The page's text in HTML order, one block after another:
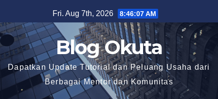
to
content
Fri. Aug 7th, 2026 8:46:08 AM
Blog Okuta
Dapatkan Update Tutorial dan Peluang Usaha dari
Berbagai Mentor dan Komunitas